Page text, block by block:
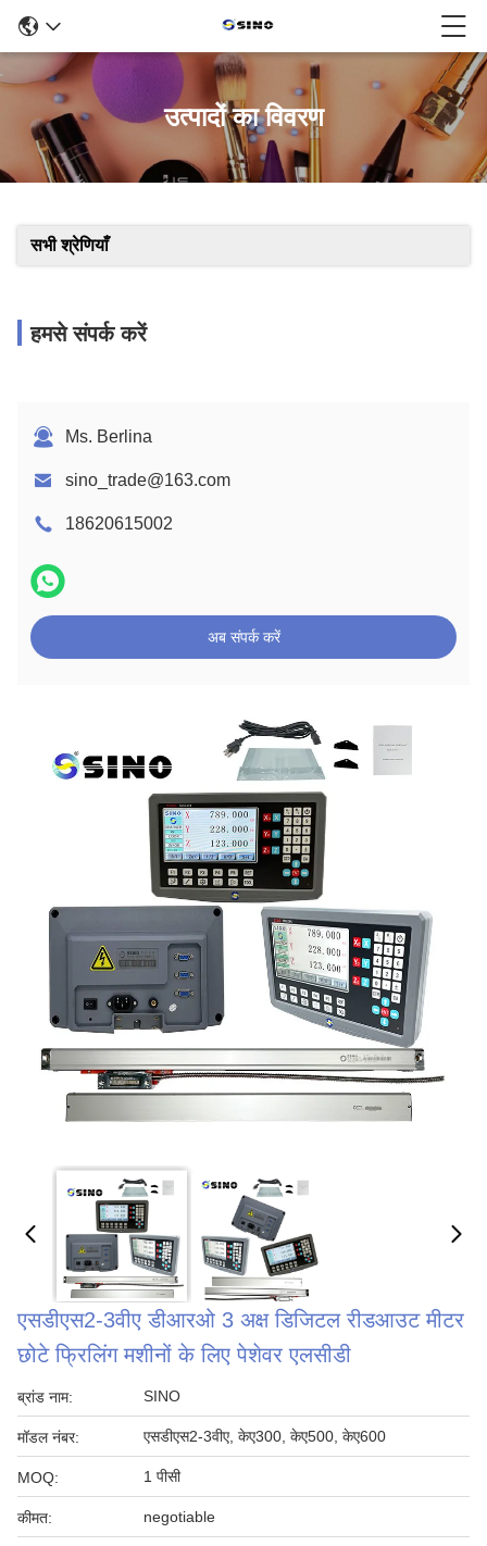
उत्पादों का विवरण
सभी श्रेणियाँ
हमसे संपर्क करें
Ms. Berlina
sino_trade@163.com
18620615002
अब संपर्क करें
एसडीएस2-3वीए डीआरओ 3 अक्ष डिजिटल रीडआउट मीटर
छोटे फ्रिलिंग मशीनों के लिए पेशेवर एलसीडी
ब्रांड नाम: SINO
मॉडल नंबर: एसडीएस2-3वीए, केए300, केए500, केए600
MOQ: 1 पीसी
कीमत: negotiable